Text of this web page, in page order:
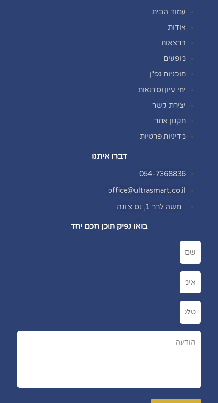
עמוד הבית
אודות
הרצאות
מופעים
תוכניות גפ"ן
ימי עיון וסדנאות
יצירת קשר
תקנון אתר
מדיניות פרטיות
דברו איתנו
054-7368836
office@ultrasmart.co.il
משה לרר 1, נס ציונה
בואו נפיק תוכן חכם יחד